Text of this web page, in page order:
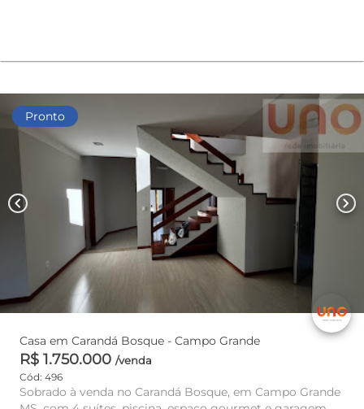
Pronto
chevron_left chevron_right
Casa em Carandá Bosque - Campo Grande
R$ 1.750.000 /venda
Cód: 496
Sobrado à venda no Carandá Bosque, em Campo Grande